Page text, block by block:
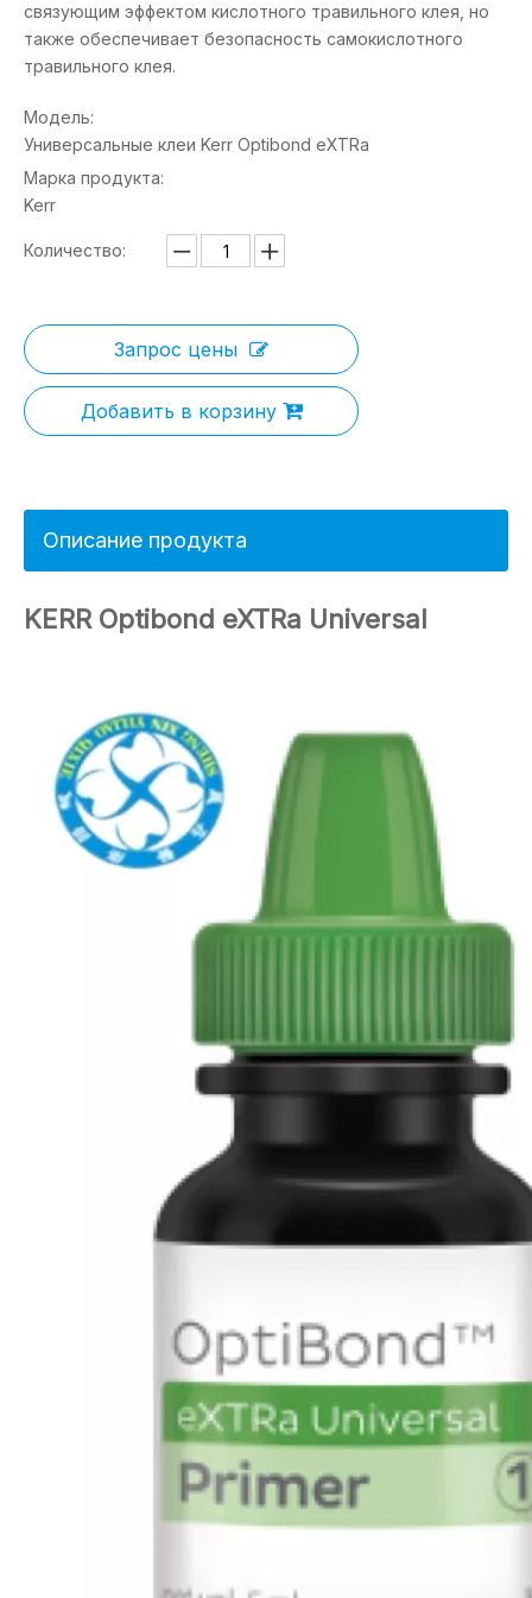
связующим эффектом кислотного травильного клея, но
также обеспечивает безопасность самокислотного
травильного клея.
Модель:
Универсальные клеи Kerr Optibond eXTRa
Марка продукта:
Kerr
Количество:
Запрос цены
Добавить в корзину
Описание продукта
KERR Optibond eXTRa Universal